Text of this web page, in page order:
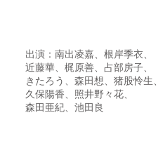
出演：南出凌嘉、根岸季衣、
近藤華、梶原善、占部房子、
きたろう、森田想、猪股怜生、
久保陽香、照井野々花、
森田亜紀、池田良